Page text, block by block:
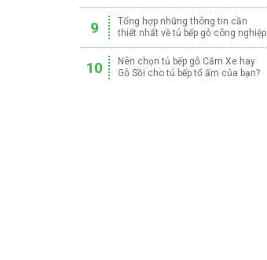
9
Tổng hợp những thông tin cần
thiết nhất về tủ bếp gỗ công nghiệp
10
Nên chọn tủ bếp gỗ Căm Xe hay
Gỗ Sồi cho tủ bếp tổ ấm của bạn?